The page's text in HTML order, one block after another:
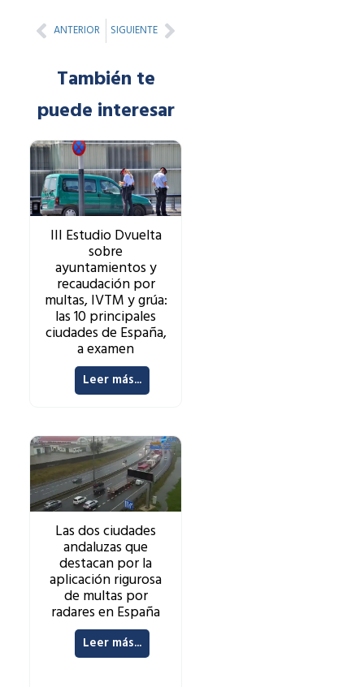
Prev
ANTERIOR SIGUIENTENext
También te
puede interesar
III Estudio Dvuelta
sobre
ayuntamientos y
recaudación por
multas, IVTM y grúa:
las 10 principales
ciudades de España,
a examen
Leer más...
Las dos ciudades
andaluzas que
destacan por la
aplicación rigurosa
de multas por
radares en España
Leer más...